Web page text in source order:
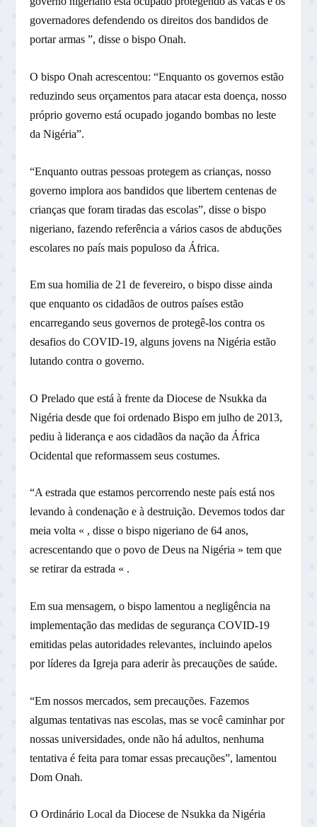
governadores defendendo os direitos dos bandidos de
portar armas ”, disse o bispo Onah.
O bispo Onah acrescentou: “Enquanto os governos estão
reduzindo seus orçamentos para atacar esta doença, nosso
próprio governo está ocupado jogando bombas no leste
da Nigéria”.
“Enquanto outras pessoas protegem as crianças, nosso
governo implora aos bandidos que libertem centenas de
crianças que foram tiradas das escolas”, disse o bispo
nigeriano, fazendo referência a vários casos de abduções
escolares no país mais populoso da África.
Em sua homilia de 21 de fevereiro, o bispo disse ainda
que enquanto os cidadãos de outros países estão
encarregando seus governos de protegê-los contra os
desafios do COVID-19, alguns jovens na Nigéria estão
lutando contra o governo.
O Prelado que está à frente da Diocese de Nsukka da
Nigéria desde que foi ordenado Bispo em julho de 2013,
pediu à liderança e aos cidadãos da nação da África
Ocidental que reformassem seus costumes.
“A estrada que estamos percorrendo neste país está nos
levando à condenação e à destruição. Devemos todos dar
meia volta « , disse o bispo nigeriano de 64 anos,
acrescentando que o povo de Deus na Nigéria » tem que
se retirar da estrada « .
Em sua mensagem, o bispo lamentou a negligência na
implementação das medidas de segurança COVID-19
emitidas pelas autoridades relevantes, incluindo apelos
por líderes da Igreja para aderir às precauções de saúde.
“Em nossos mercados, sem precauções. Fazemos
algumas tentativas nas escolas, mas se você caminhar por
nossas universidades, onde não há adultos, nenhuma
tentativa é feita para tomar essas precauções”, lamentou
Dom Onah.
O Ordinário Local da Diocese de Nsukka da Nigéria